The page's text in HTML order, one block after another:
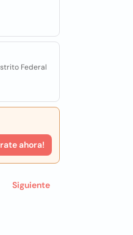
Federal
ahora!
Siguiente